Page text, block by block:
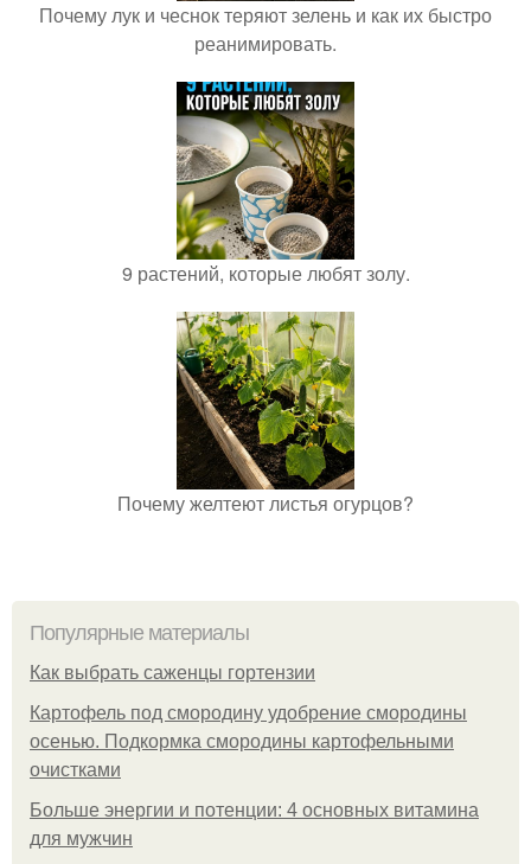
Почему лук и чеснок теряют зелень и как их быстро
реанимировать.
9 растений, которые любят золу.
Почему желтеют листья огурцов?
Популярные материалы
Как выбрать саженцы гортензии
Картофель под смородину удобрение смородины
осенью. Подкормка смородины картофельными
очистками
Больше энергии и потенции: 4 основных витамина
для мужчин